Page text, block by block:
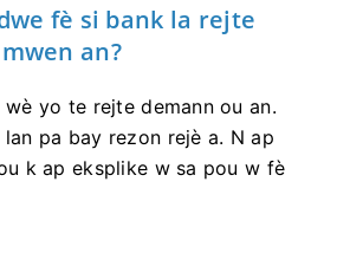
fè si bank la rejte
an?
wè yo te rejte demann ou an.
pa bay rezon rejè a. N ap
k ap eksplike w sa pou w fè